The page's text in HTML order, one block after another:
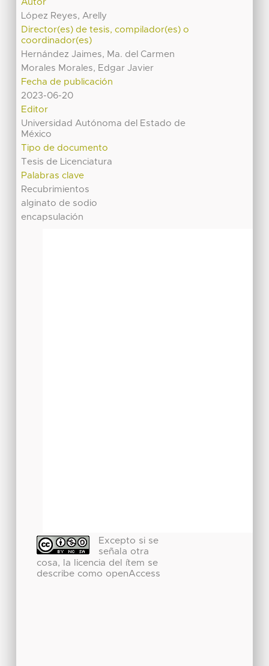
Autor
López Reyes, Arelly
Director(es) de tesis, compilador(es) o
coordinador(es)
Hernández Jaimes, Ma. del Carmen
Morales Morales, Edgar Javier
Fecha de publicación
2023-06-20
Editor
Universidad Autónoma del Estado de
México
Tipo de documento
Tesis de Licenciatura
Palabras clave
Recubrimientos
alginato de sodio
encapsulación
Excepto si se
señala otra
cosa, la licencia del ítem se
describe como openAccess